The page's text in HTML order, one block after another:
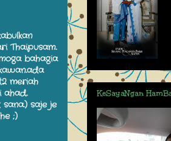
Thaipusam..
bahagia
meriah
ahad..
saje je
;)
KeSayaNgan